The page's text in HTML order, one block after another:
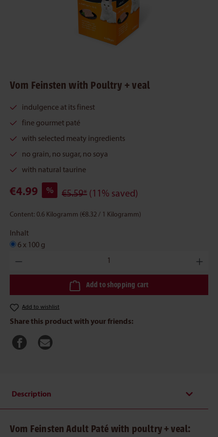
Vom Feinsten with Poultry + veal
indulgence at its finest
fine gourmet paté
with selected meaty ingredients
no grain, no sugar, no soya
with natural taurine
€4.99 % €5.59* (11% saved)
Content: 0.6 Kilogramm (€8.32 / 1 Kilogramm)
Inhalt
6 x 100 g
Product Quantity: Enter the desired amount or use the buttons
Add to shopping cart
Add to wishlist
Share this product with your friends:
Description
Vom Feinsten Adult Paté with poultry + veal: